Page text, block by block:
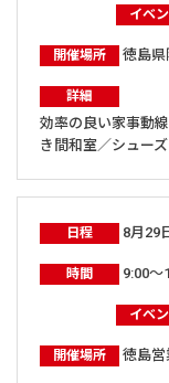
イベ
開催場所 徳島県
詳細
効率の良い家事動
き間和室／シュー
日程 8月29
時間 9:00～
イベ
開催場所 徳島営